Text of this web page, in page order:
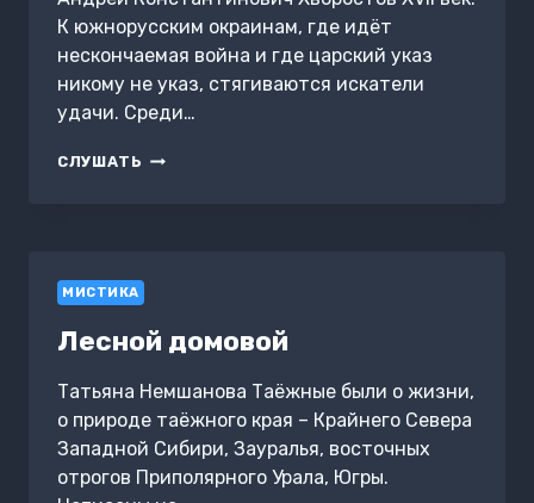
К южнорусским окраинам, где идёт
нескончаемая война и где царский указ
никому не указ, стягиваются искатели
удачи. Среди…
СЛУШАТЬ ЗОВ
МИСТИКА
Лесной домовой
Татьяна Немшанова Таёжные были о жизни,
о природе таёжного края – Крайнего Севера
Западной Сибири, Зауралья, восточных
отрогов Приполярного Урала, Югры.